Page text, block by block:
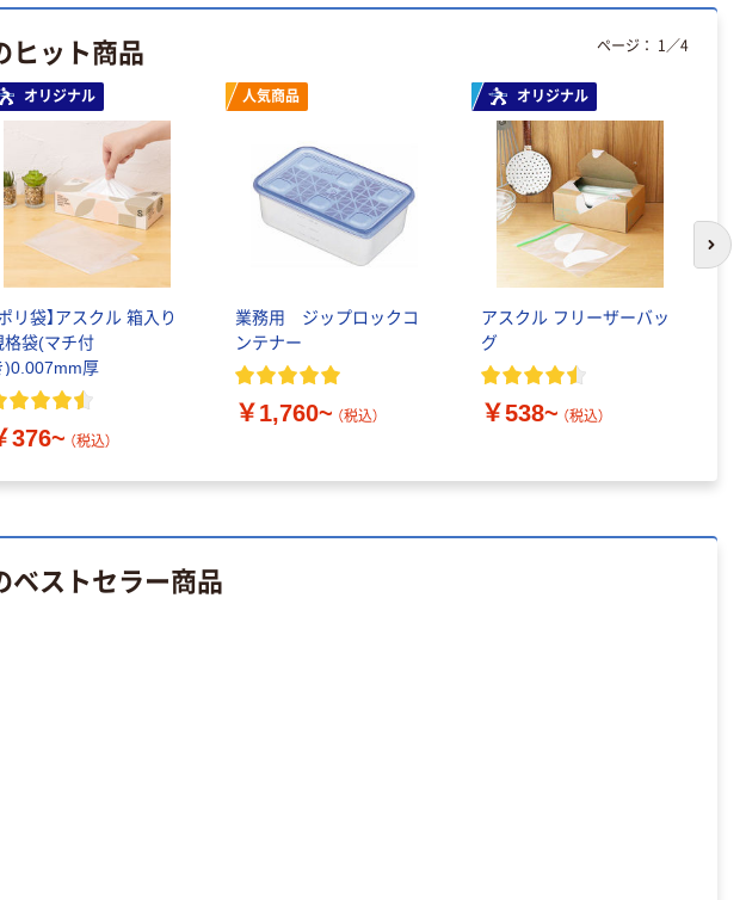
ヒット商品
オリジナル
ポリ袋】アスクル 箱入り
格袋(マチ付
)0.007mm厚
376~ （税込）
人気商品
業務用 ジップロックコ
ンテナー
￥1,760~ （税込）
オリジナル
アスクル フリーザーバッ
グ
￥538~ （税込）
ページ： 1 ／4
次
ストセラー商品
FSC認証紙 アス
￥143~ （税込）
気プライス
ティッシュペー
パー ボックス
モカ 200組 5個
アスクル オリジ
ナルティッシュ
PEFC認証
￥428~ （税込）
【アスクル限定】
ファーストレイ
ローブ ブル
ー 粉なし（パ
リジナル
ディスポパンツ
￥96~ （税込）
ーフリー）
￥398~
本気プライス
アスクル クリア
ーホルダー A4
スタンダード
￥126~
150組 5箱入 ア
スクル スマート
証
￥328~
本気プライス
中判 再生紙